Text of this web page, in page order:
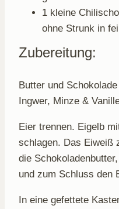
1 kleine
ohne Strunk in
Zubereitung:
Butter und
Ingwer, Minze &
Eier trennen. Eigelb
schlagen. Das Eiweiß
die
und zum Schluss den
In eine gefettete